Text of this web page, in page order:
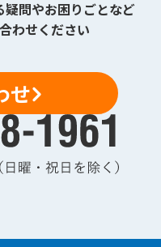
問やお困りごとなど
わせください
せ